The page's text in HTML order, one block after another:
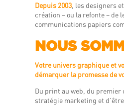
Depuis 2003, les designers
création – ou la refonte –
communications papiers
NOUS
Votre univers graphique et
démarquer la promesse de
Du print au web, du premier
stratégie marketing et